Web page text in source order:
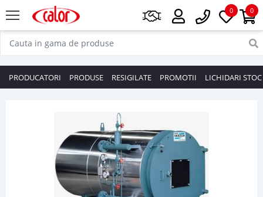
0
0
PRODUCATORI PRODUSE RESIGILATE PROMOTII LICHIDARI STOC